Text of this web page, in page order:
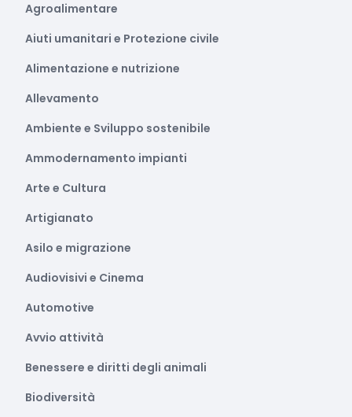
Agroalimentare
Aiuti umanitari e Protezione civile
Alimentazione e nutrizione
Allevamento
Ambiente e Sviluppo sostenibile
Ammodernamento impianti
Arte e Cultura
Artigianato
Asilo e migrazione
Audiovisivi e Cinema
Automotive
Avvio attività
Benessere e diritti degli animali
Biodiversità